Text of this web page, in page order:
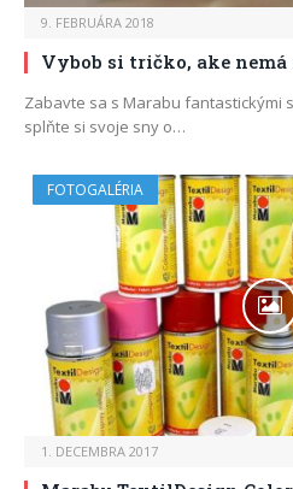
9. FEBRUÁRA 2018
Vybob si tričko, ake
Zabavte sa s Marabu fantastickými
splňte si svoje sny o…
FOTOGALÉRIA
1. DECEMBRA 2017